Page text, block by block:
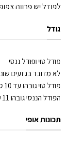
לפודל יש פרווה
גודל
פודל טוי ופודל ננסי
לא מדובר בגזעים
פודל טוי גובהו עד 10 סנטימטרים ומשקלו כ -6 עד 9 קילו.
הפודל הננסי גובהו 11 עד 15 ס"מ ומשקלו 15 עד 17 ק"ג.
תכונות אופי